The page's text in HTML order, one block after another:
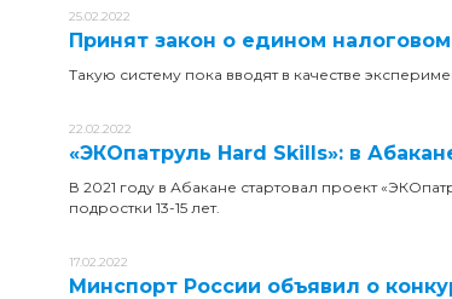
25.02.2022
Принят закон о едином
Такую систему пока вводят в качестве
22.02.2022
«ЭКОпатруль Hard Skills»: в
В 2021 году в Абакане стартовал проект
подростки 13-15 лет.
17.02.2022
Минспорт России объявил о